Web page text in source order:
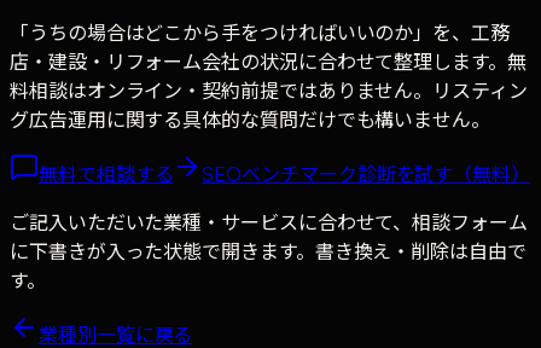
「うちの場合はどこから手をつければいいのか」を、工務
店・建設・リフォーム会社の状況に合わせて整理します。無
料相談はオンライン・契約前提ではありません。リスティン
グ広告運用に関する具体的な質問だけでも構いません。
無料で相談する
SEOベンチマーク診断を試す（無料）
ご記入いただいた業種・サービスに合わせて、相談フォーム
に下書きが入った状態で開きます。書き換え・削除は自由で
す。
業種別一覧に戻る